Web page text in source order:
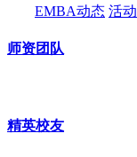
EMBA动态 活
师资团队
精英校友